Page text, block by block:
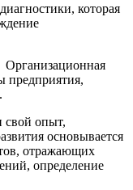
которая
Организационная
предприятия,
свой опыт,
основывается
отражающих
определение